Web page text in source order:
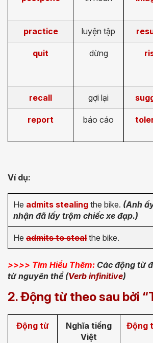
practice luyện tập
quit dừng
recall gợi lại
report báo cáo
Ví dụ:
He admits stealing the bike. (Anh
nhận đã lấy trộm chiếc xe đạp.)
He admits to steal the bike.
>>>> Tìm Hiểu Thêm: Các động từ
từ nguyên thể (Verb infinitive)
2. Động từ theo sau bởi
Động từ
Nghĩa tiếng
Việt
Động